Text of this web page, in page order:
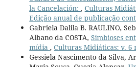
la Cancelación: , Culturas
Edição anual de publicação
Gabriela Dalila B. RAULINO,
Albano da COSTA, Simbioses
mídia , Culturas Midiáticas: v. 6
Gessiela Nascimento da Silva,